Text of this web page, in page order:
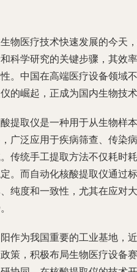
物医疗技术快速发展的今天
科学研究的关键步骤，其效
。中国在高端医疗设备领域
的崛起，正成为国内生物技
提取仪是一种用于从生物样
广泛应用于疾病筛查、传染
传统手工提取方法不仅耗时
。而自动化核酸提取仪通过
纯度和一致性，尤其在应对
作为我国重要的工业基地，
策，积极布局生物医疗设备